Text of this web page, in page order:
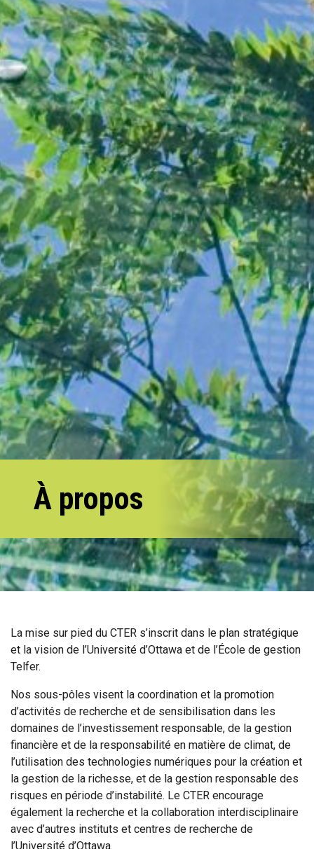
À propos
La mise sur pied du CTER s’inscrit dans le plan stratégique
et la vision de l’Université d’Ottawa et de l’École de gestion
Telfer.
Nos sous-pôles visent la coordination et la promotion
d’activités de recherche et de sensibilisation dans les
domaines de l’investissement responsable, de la gestion
financière et de la responsabilité en matière de climat, de
l’utilisation des technologies numériques pour la création et
la gestion de la richesse, et de la gestion responsable des
risques en période d’instabilité. Le CTER encourage
également la recherche et la collaboration interdisciplinaire
avec d’autres instituts et centres de recherche de
l’Université d’Ottawa.